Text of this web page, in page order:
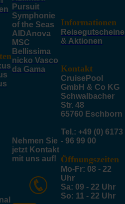
Pursuit
Symphonie
of the Seas
AIDAnova
MSC
Bellissima
nicko Vasco
da Gama
Nehmen Sie
jetzt Kontakt
mit uns auf!
Informationen
Reisegutscheine
& Aktionen
Kontakt
CruisePool
GmbH & Co KG
Schwalbacher
Str. 48
65760 Eschborn
Tel.: +49 (0) 6173
- 96 99 00
Öffnungszeiten
Mo-Fr: 08 - 22
Uhr
Sa: 09 - 22 Uhr
So: 11 - 22 Uhr